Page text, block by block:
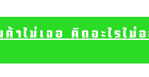
ค้าไม่เจอ คิดอะไรไ